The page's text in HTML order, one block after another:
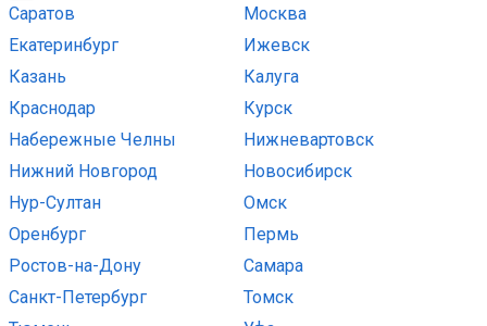
Саратов
Москва
Екатеринбург
Ижевск
Казань
Калуга
Краснодар
Курск
Набережные Челны
Нижневартовск
Нижний Новгород
Новосибирск
Нур-Султан
Омск
Оренбург
Пермь
Ростов-на-Дону
Самара
Санкт-Петербург
Томск